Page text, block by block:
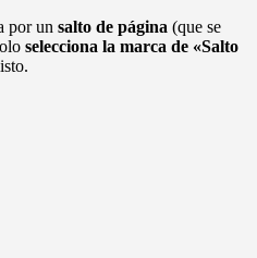
por un salto de página (que se
selecciona la marca de «Salto